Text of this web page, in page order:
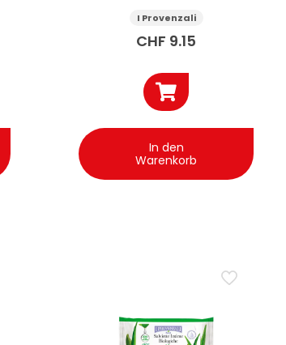
Mandel 200 ml
I Provenzali
CHF 9.15
In den
Warenkorb